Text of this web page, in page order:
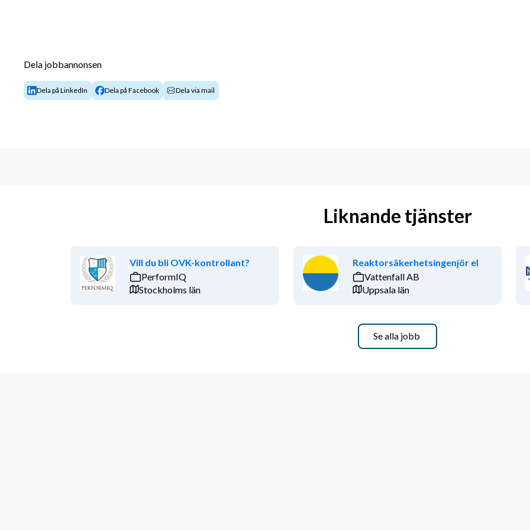
Dela jobbannonsen
Dela på LinkedIn Dela på Facebook Dela via mail
Liknande tjänster
Vill du bli OVK-kontrollant?
PerformIQ
Stockholms län
Reaktorsäkerhetsingenjör el
Vattenfall AB
Uppsala län
Se alla jobb